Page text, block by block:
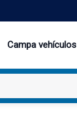
Campa vehículos